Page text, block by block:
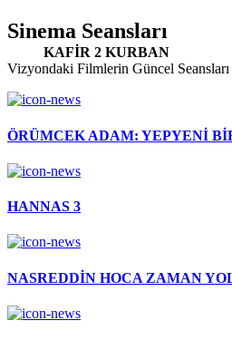
KAFİR 2 KURBAN
Sinema Seansları
Vizyondaki Filmlerin Güncel Seansları
ÖRÜMCEK ADAM: YEPYENİ
HANNAS 3
NASREDDİN HOCA ZAMAN